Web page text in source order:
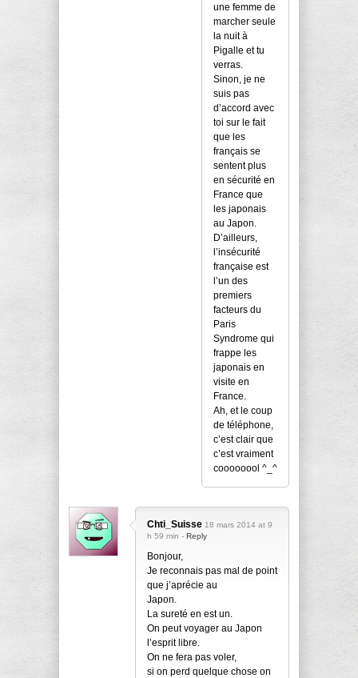
une femme de
marcher seule
la nuit à
Pigalle et tu
verras.
Sinon, je ne
suis pas
d’accord avec
toi sur le fait
que les
français se
sentent plus
en sécurité en
France que
les japonais
au Japon.
D’ailleurs,
l’insécurité
française est
l’un des
premiers
facteurs du
Paris
Syndrome qui
frappe les
japonais en
visite en
France.
Ah, et le coup
de téléphone,
c’est clair que
c’est vraiment
coooooool ^_^
Chti_Suisse 18 mars 2014 at 9
h 59 min - Reply
Bonjour,
Je reconnais pas mal de point
que j’aprécie au
Japon.
La sureté en est un.
On peut voyager au Japon
l’esprit libre.
On ne fera pas voler,
si on perd quelque chose on